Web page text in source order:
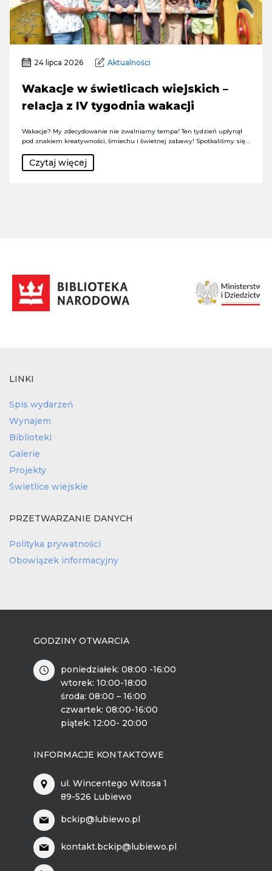
24 lipca 2026 Aktualności
Wakacje w świetlicach wiejskich –
relacja z IV tygodnia wakacji
Wakacje? My zdecydowanie nie zwalniamy tempa! Ten tydzień upłynął
pod znakiem kreatywności, śmiechu i świetnej zabawy! Spotkaliśmy się…
Czytaj więcej
LINKI
Spis wydarzeń
Wynajem
Biblioteki
Galerie
Projekty
Świetlice wiejskie
PRZETWARZANIE DANYCH
Polityka prywatności
Obowiązek informacyjny
GODZINY OTWARCIA
poniedziałek: 08:00 -16:00
wtorek: 10:00-18:00
środa: 08:00 – 16:00
czwartek: 08:00-16:00
piątek: 12:00- 20:00
INFORMACJE KONTAKTOWE
ul. Wincentego Witosa 1
89-526 Lubiewo
bckip@lubiewo.pl
kontakt.bckip@lubiewo.pl